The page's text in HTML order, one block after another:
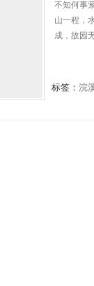
不知何事
山一程，
成，故园
标签： 浣